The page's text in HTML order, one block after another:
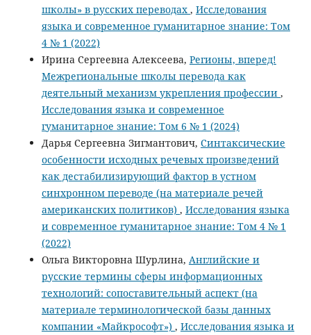
школы» в русских переводах , Исследования
языка и современное гуманитарное знание: Том
4 № 1 (2022)
Ирина Сергеевна Алексеева, Регионы, вперед!
Межрегиональные школы перевода как
деятельный механизм укрепления профессии ,
Исследования языка и современное
гуманитарное знание: Том 6 № 1 (2024)
Дарья Сергеевна Зигмантович, Синтаксические
особенности исходных речевых произведений
как дестабилизирующий фактор в устном
синхронном переводе (на материале речей
американских политиков) , Исследования языка
и современное гуманитарное знание: Том 4 № 1
(2022)
Ольга Викторовна Шурлина, Английские и
русские термины сферы информационных
технологий: сопоставительный аспект (на
материале терминологической базы данных
компании «Майкрософт») , Исследования языка и